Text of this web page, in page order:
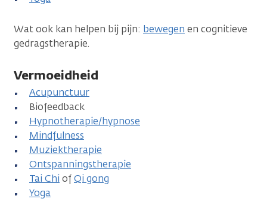
Wat ook kan helpen bij pijn: bewegen en cognitieve
gedragstherapie.
Vermoeidheid
Acupunctuur
Biofeedback
Hypnotherapie/hypnose
Mindfulness
Muziektherapie
Ontspanningstherapie
Tai ChiofQi gong
Yoga